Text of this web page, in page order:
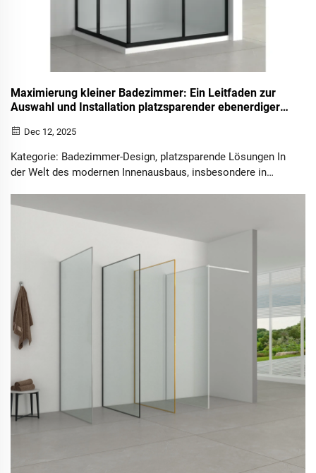
Maximierung kleiner Badezimmer: Ein Leitfaden zur
Auswahl und Installation platzsparender ebenerdiger
Dec 12, 2025
Kategorie: Badezimmer-Design, platzsparende Lösungen In
der Welt des modernen Innenausbaus, insbesondere in
Badezimmer oft eine große Herausforderung dar.
Hausbesitzer suchen ständig nach Wegen, die
Funktionalität zu maximieren, ohne auf Stil oder Komfort
verzichten zu müssen.